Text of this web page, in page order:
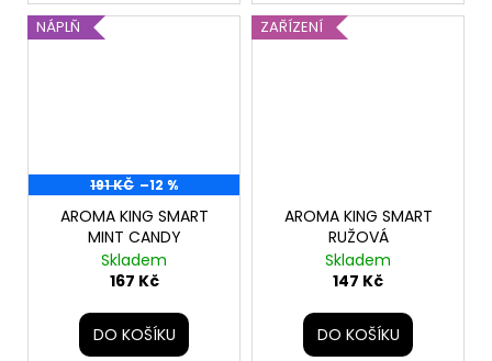
NÁPLŇ
191 KČ –12 %
AROMA KING SMART
MINT CANDY
Skladem
167 Kč
DO KOŠÍKU
ZAŘÍZENÍ
AROMA KING SMART
RUŽOVÁ
Skladem
147 Kč
DO KOŠÍKU